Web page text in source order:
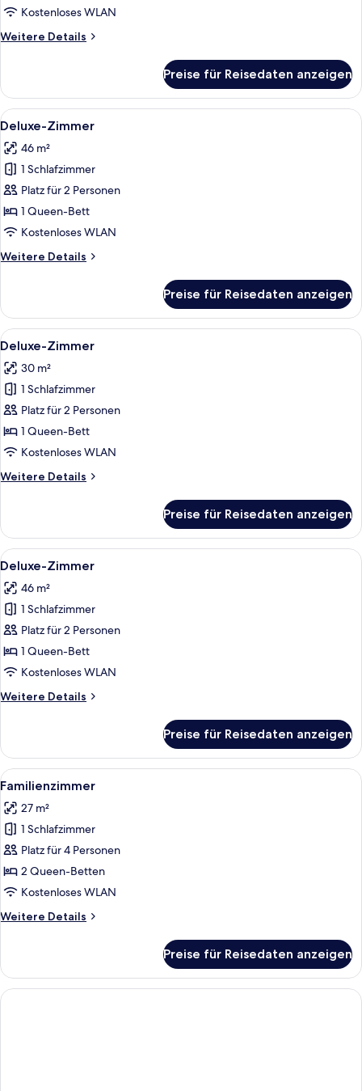
Kostenloses WLAN
Weitere Details
Weitere
Zimmer
Preise für Reisedaten anzeigen
Alle
Fotos
für
Deluxe-
Zimmer
anzeigen
Deluxe-Zimmer | Minibar,
1
Deluxe-Zimmer
46 m²
1 Schlafzimmer
Platz für 2 Personen
1 Queen-Bett
Kostenloses WLAN
Weitere Details
Weitere
Zimmer
Preise für Reisedaten anzeigen
Alle
Fotos
für
Deluxe-
Zimmer
anzeigen
Deluxe-Zimmer | Minibar,
1
Deluxe-Zimmer
30 m²
1 Schlafzimmer
Platz für 2 Personen
1 Queen-Bett
Kostenloses WLAN
Weitere Details
Weitere
Zimmer
Preise für Reisedaten anzeigen
Alle
Fotos
für
Deluxe-
Zimmer
anzeigen
Ein gemütlicher Raum mit einem
1
Deluxe-Zimmer
46 m²
1 Schlafzimmer
Platz für 2 Personen
1 Queen-Bett
Kostenloses WLAN
Weitere Details
Weitere
Zimmer
Preise für Reisedaten anzeigen
Alle
Fotos
für
Familienzimmer
anzeigen
Ein Hotelzimmer mit zwei Betten,
1
Familienzimmer
27 m²
1 Schlafzimmer
Platz für 4 Personen
2 Queen-Betten
Kostenloses WLAN
Weitere Details
Weitere
Preise für Reisedaten anzeigen